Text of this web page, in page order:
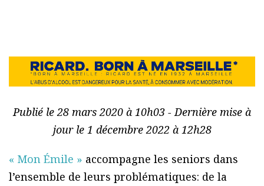
Publié le 28 mars 2020 à 10h03 - Dernière mise à
jour le 1 décembre 2022 à 12h28
« Mon Émile » accompagne les seniors dans
l’ensemble de leurs problématiques: de la